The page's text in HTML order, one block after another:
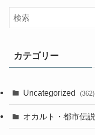
カテゴリー
Uncategorized (362)
オカルト・都市伝説